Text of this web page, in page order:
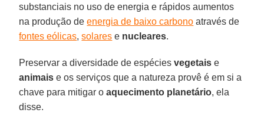
substanciais no uso de energia e rápidos aumentos
na produção deenergia de baixo carbono através de
fontes eólicas, solares e nucleares.
Preservar a diversidade de espéciesvegetaise
animais e os serviços que a natureza provê é em si a
chave para mitigar oaquecimento planetário, ela
disse.